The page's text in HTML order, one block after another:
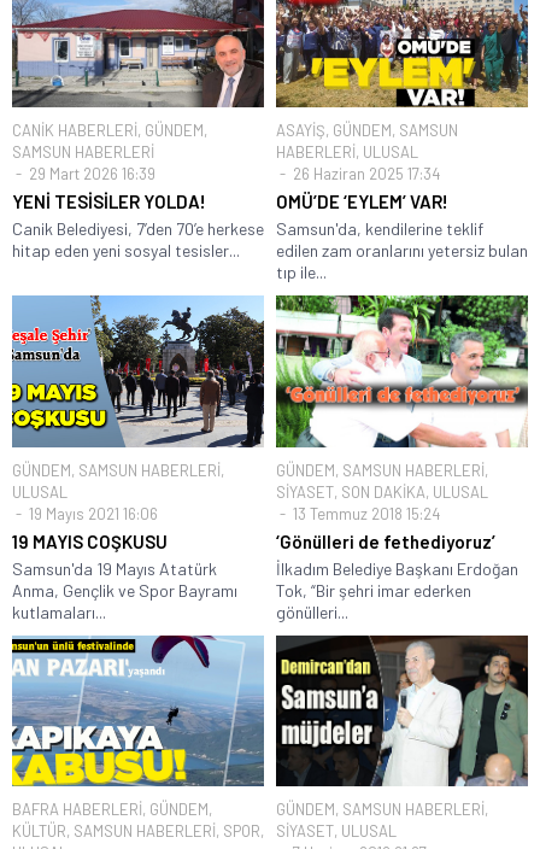
CANİK HABERLERİ, GÜNDEM,
SAMSUN HABERLERİ
29 Mart 2026 16:39
YENİ TESİSİLER YOLDA!
Canik Belediyesi, 7’den 70’e herkese
hitap eden yeni sosyal tesisler...
ASAYİŞ, GÜNDEM, SAMSUN
HABERLERİ, ULUSAL
26 Haziran 2025 17:34
OMÜ’DE ‘EYLEM’ VAR!
Samsun'da, kendilerine teklif
edilen zam oranlarını yetersiz bulan
tıp ile...
GÜNDEM, SAMSUN HABERLERİ,
ULUSAL
19 Mayıs 2021 16:06
19 MAYIS COŞKUSU
Samsun'da 19 Mayıs Atatürk
Anma, Gençlik ve Spor Bayramı
kutlamaları...
GÜNDEM, SAMSUN HABERLERİ,
SİYASET, SON DAKİKA, ULUSAL
13 Temmuz 2018 15:24
‘Gönülleri de fethediyoruz’
İlkadım Belediye Başkanı Erdoğan
Tok, “Bir şehri imar ederken
gönülleri...
BAFRA HABERLERİ, GÜNDEM,
KÜLTÜR, SAMSUN HABERLERİ, SPOR,
GÜNDEM, SAMSUN HABERLERİ,
SİYASET, ULUSAL